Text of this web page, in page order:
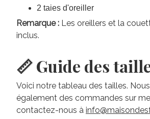
2 taies d'oreiller
Remarque : Les oreillers et la
inclus.
📏 Guide des
Voici notre tableau des tailles.
également des commandes sur
contactez-nous à